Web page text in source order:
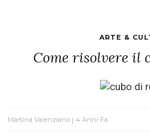
ARTE &
Come risolvere il
Martina Valenziano 4 Anni Fa